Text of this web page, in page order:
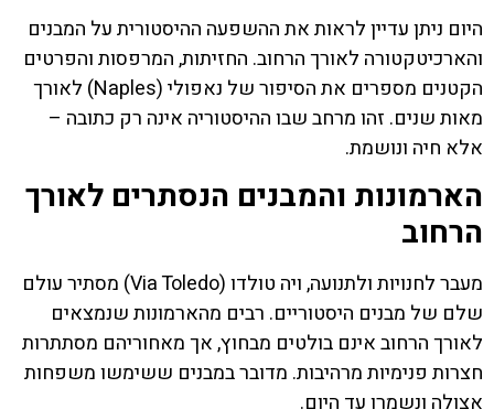
היום ניתן עדיין לראות את ההשפעה ההיסטורית על המבנים
והארכיטקטורה לאורך הרחוב. החזיתות, המרפסות והפרטים
הקטנים מספרים את הסיפור של נאפולי (Naples) לאורך
מאות שנים. זהו מרחב שבו ההיסטוריה אינה רק כתובה –
אלא חיה ונושמת.
הארמונות והמבנים הנסתרים לאורך
הרחוב
מעבר לחנויות ולתנועה, ויה טולדו (Via Toledo) מסתיר עולם
שלם של מבנים היסטוריים. רבים מהארמונות שנמצאים
לאורך הרחוב אינם בולטים מבחוץ, אך מאחוריהם מסתתרות
חצרות פנימיות מרהיבות. מדובר במבנים ששימשו משפחות
אצולה ונשמרו עד היום.